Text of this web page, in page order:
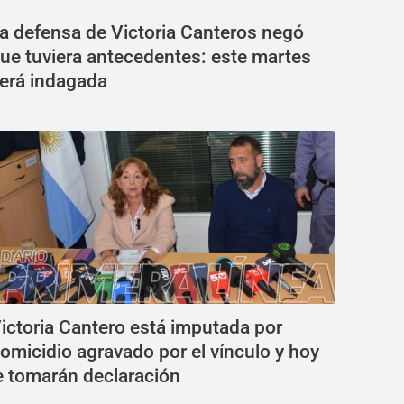
defensa de Victoria Canteros negó
tuviera antecedentes: este martes
indagada
Cantero está imputada por
agravado por el vínculo y hoy
tomarán declaración